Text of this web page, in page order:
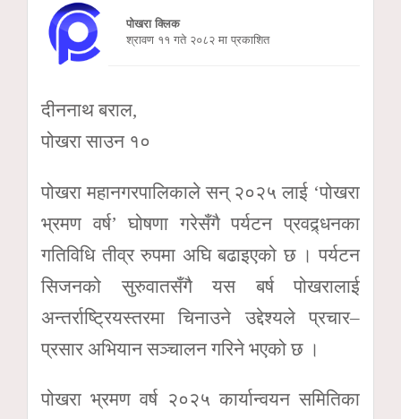
पोखरा क्लिक
श्रावण ११ गते २०८२ मा प्रकाशित
दीननाथ बराल,
पोखरा साउन १०
पोखरा महानगरपालिकाले सन् २०२५ लाई ‘पोखरा
भ्रमण वर्ष’ घोषणा गरेसँगै पर्यटन प्रवद्र्धनका
गतिविधि तीव्र रुपमा अघि बढाइएको छ । पर्यटन
सिजनको सुरुवातसँगै यस बर्ष पोखरालाई
अन्तर्राष्ट्रियस्तरमा चिनाउने उद्देश्यले प्रचार–
प्रसार अभियान सञ्चालन गरिने भएको छ ।
पोखरा भ्रमण वर्ष २०२५ कार्यान्वयन समितिका